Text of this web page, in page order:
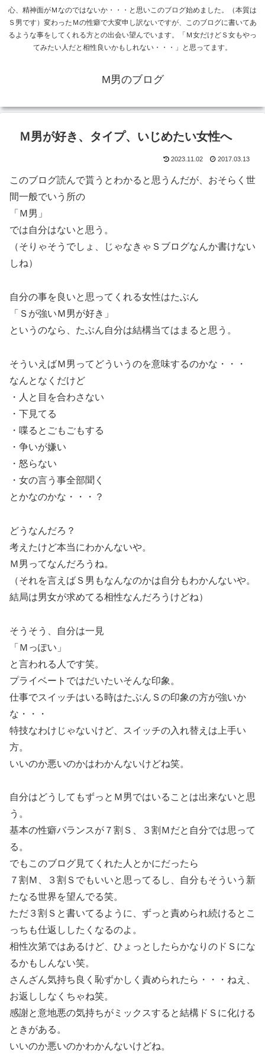
心、精神面がＭなのではないか・・・と思いこのブログ始めました。（本質は
Ｓ男です）変わったＭの性癖で大変申し訳ないですが、このブログに書いてあ
るような事をしてくれる方との出会い望んでいます。「Ｍ女だけどＳ女もやっ
てみたい人だと相性良いかもしれない・・・」と思ってます。
M男のブログ
Ｍ男が好き、タイプ、いじめたい女性へ
2023.11.02 2017.03.13
このブログ読んで貰うとわかると思うんだが、おそらく世
間一般でいう所の
「Ｍ男」
では自分はないと思う。
（そりゃそうでしょ、じゃなきゃＳブログなんか書けない
しね）
自分の事を良いと思ってくれる女性はたぶん
「Ｓが強いＭ男が好き」
というのなら、たぶん自分は結構当てはまると思う。
そういえばＭ男ってどういうのを意味するのかな・・・
なんとなくだけど
・人と目を合わさない
・下見てる
・喋るとごもごもする
・争いが嫌い
・怒らない
・女の言う事全部聞く
とかなのかな・・・？
どうなんだろ？
考えたけど本当にわかんないや。
Ｍ男ってなんだろうね。
（それを言えばＳ男もなんなのかは自分もわかんないや。
結局は男女が求めてる相性なんだろうけどね）
そうそう、自分は一見
「Ｍっぽい」
と言われる人です笑。
プライベートではだいたいそんな印象。
仕事でスイッチはいる時はたぶんＳの印象の方が強いか
な・・・
特技なわけじゃないけど、スイッチの入れ替えは上手い
方。
いいのか悪いのかはわかんないけどね笑。
自分はどうしてもずっとＭ男ではいることは出来ないと思
う。
基本の性癖バランスが７割Ｓ、３割Ｍだと自分では思って
る。
でもこのブログ見てくれた人とかにだったら
７割Ｍ、３割Ｓでもいいと思ってるし、自分もそういう新
たなる世界を望んでる笑。
ただ３割Ｓと書いてるように、ずっと責められ続けるとこ
っちも仕返ししたくなるのよ。
相性次第ではあるけど、ひょっとしたらかなりのドＳにな
るかもしんない笑。
さんざん気持ち良く恥ずかしく責められたら・・・ねえ、
お返ししなくちゃね笑。
感謝と意地悪の気持ちがミックスすると結構ドＳに化ける
ときがある。
いいのか悪いのかわかんないけどね。